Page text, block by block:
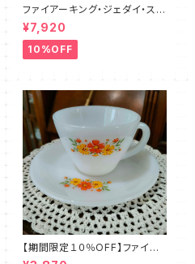
ファイアーキング・ジェダイ・スト
レートマグカップ（FKJD0006）
¥7,920
10%OFF
【期間限定１０％OFF】ファイア
ーキング・フラワー・カップ＆ソー